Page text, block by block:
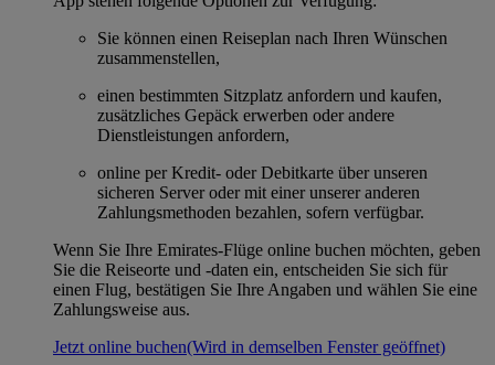
Sie können einen Reiseplan nach Ihren Wünschen
zusammenstellen,
einen bestimmten Sitzplatz anfordern und kaufen,
zusätzliches Gepäck erwerben oder andere
Dienstleistungen anfordern,
online per Kredit- oder Debitkarte über unseren
sicheren Server oder mit einer unserer anderen
Zahlungsmethoden bezahlen, sofern verfügbar.
Wenn Sie Ihre Emirates-Flüge online buchen möchten, geben
Sie die Reiseorte und -daten ein, entscheiden Sie sich für
einen Flug, bestätigen Sie Ihre Angaben und wählen Sie eine
Zahlungsweise aus.
Jetzt online buchen(Wird in demselben Fenster geöffnet)